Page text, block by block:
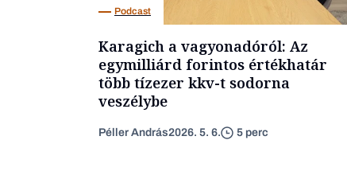
Podcast
Karagich a vagyonadóról: Az
egymilliárd forintos értékhatár
több tízezer kkv-t sodorna
veszélybe
Péller András2026. 5. 6. 5 perc